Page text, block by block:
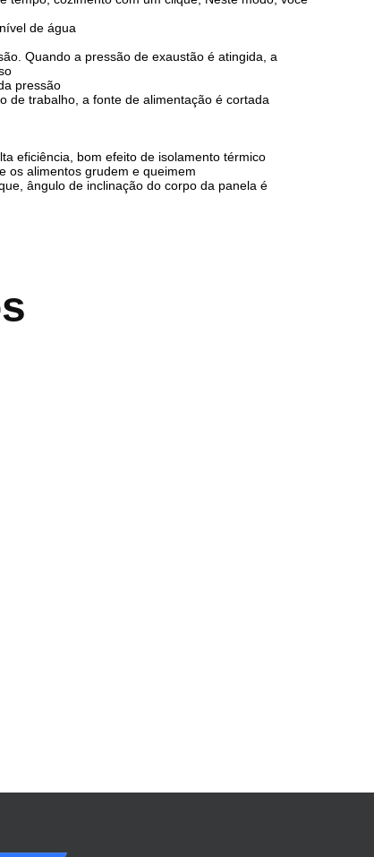
de água
Quando a pressão de exaustão é atingida, a
pressão
de trabalho, a fonte de alimentação é cortada
eficiência, bom efeito de isolamento térmico
os alimentos grudem e queimem
ângulo de inclinação do corpo da panela é